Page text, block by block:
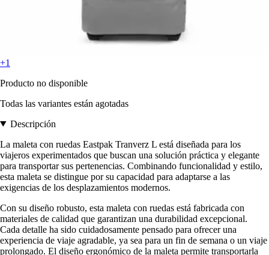
+1
Producto no disponible
Todas las variantes están agotadas
Descripción
La maleta con ruedas Eastpak Tranverz L está diseñada para los
viajeros experimentados que buscan una solución práctica y elegante
para transportar sus pertenencias. Combinando funcionalidad y estilo,
esta maleta se distingue por su capacidad para adaptarse a las
exigencias de los desplazamientos modernos.
Con su diseño robusto, esta maleta con ruedas está fabricada con
materiales de calidad que garantizan una durabilidad excepcional.
Cada detalle ha sido cuidadosamente pensado para ofrecer una
experiencia de viaje agradable, ya sea para un fin de semana o un viaje
prolongado. El diseño ergonómico de la maleta permite transportarla